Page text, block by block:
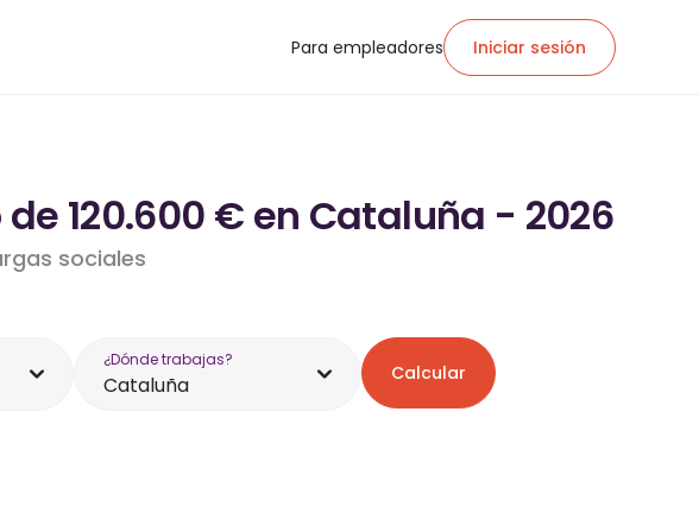
Para empleadores Iniciar sesión
120.600 € en Cataluña - 2026
sociales
¿Dónde trabajas?
Cataluña Calcular